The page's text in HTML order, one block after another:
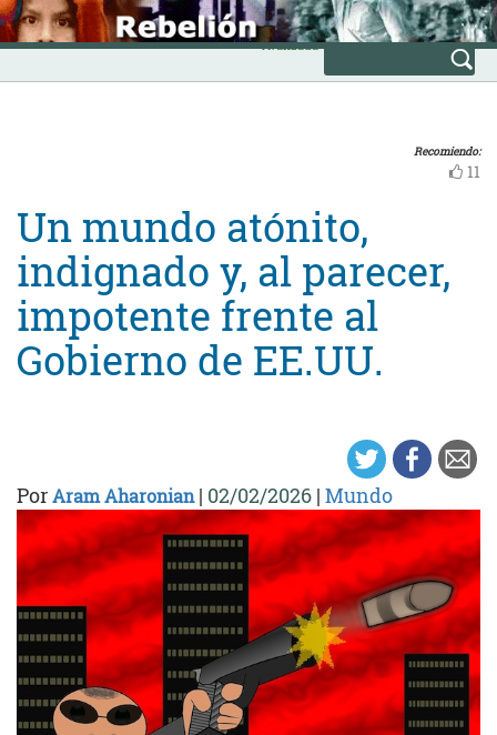
Skip
to
content
INICIO
Avanzada
Recomiendo:
11
Un mundo atónito,
indignado y, al parecer,
impotente frente al
Gobierno de EE.UU.
PorAram Aharonian| 02/02/2026 | Mundo